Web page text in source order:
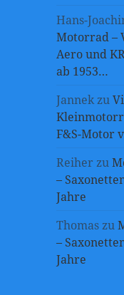
Hans-
Motorrad –
Aero und
ab 1953…
Jannekzu
F&S-Motor
Reiher zu
–
Jahre
Thomaszu
–
Jahre